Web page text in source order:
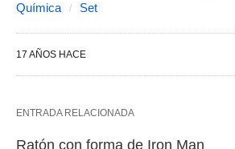
Química
Set
17 AÑOS HACE
ENTRADA RELACIONADA
Ratón con forma de Iron Man